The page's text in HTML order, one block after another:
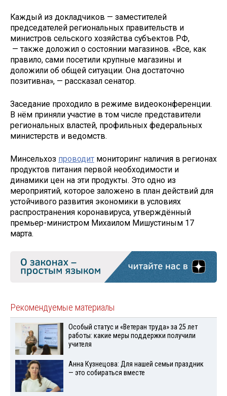
Каждый из докладчиков — заместителей
председателей региональных правительств и
министров сельского хозяйства субъектов РФ,
— также доложил о состоянии магазинов. «Все, как
правило, сами посетили крупные магазины и
доложили об общей ситуации. Она достаточно
позитивна», — рассказал сенатор.
Заседание проходило в режиме видеоконференции.
В нём приняли участие в том числе представители
региональных властей, профильных федеральных
министерств и ведомств.
Минсельхоз проводит мониторинг наличия в регионах
продуктов питания первой необходимости и
динамики цен на эти продукты. Это одно из
мероприятий, которое заложено в план действий для
устойчивого развития экономики в условиях
распространения коронавируса, утверждённый
премьер-министром Михаилом Мишустиным 17
марта.
Рекомендуемые материалы
Особый статус и «Ветеран труда» за 25 лет
работы: какие меры поддержки получили
учителя
Анна Кузнецова: Для нашей семьи праздник
— это собираться вместе